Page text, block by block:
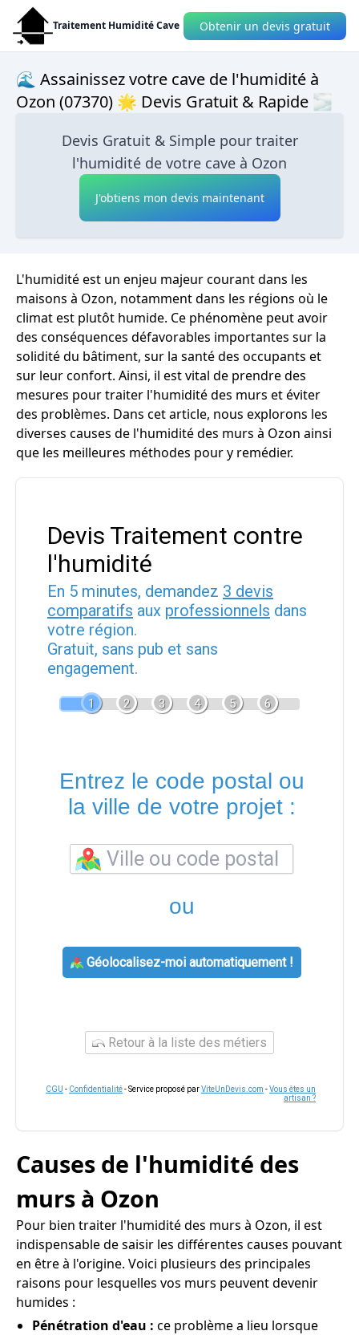
Traitement Humidité Cave Obtenir un devis gratuit
🌊 Assainissez votre cave de l'humidité à
Ozon (07370) 🌟 Devis Gratuit & Rapide 🌫
Devis Gratuit & Simple pour traiter
l'humidité de votre cave à Ozon
J'obtiens mon devis maintenant
L'humidité est un enjeu majeur courant dans les
maisons à Ozon, notamment dans les régions où le
climat est plutôt humide. Ce phénomène peut avoir
des conséquences défavorables importantes sur la
solidité du bâtiment, sur la santé des occupants et
sur leur confort. Ainsi, il est vital de prendre des
mesures pour traiter l'humidité des murs et éviter
des problèmes. Dans cet article, nous explorons les
diverses causes de l'humidité des murs à Ozon ainsi
que les meilleures méthodes pour y remédier.
Devis Traitement contre
l'humidité
En 5 minutes, demandez 3 devis
comparatifs aux professionnels dans
votre région.
Gratuit, sans pub et sans
engagement.
1 2 3 4 5 6
Entrez le code postal ou
la ville de votre projet :
ou
Géolocalisez-moi automatiquement !
Retour à la liste des métiers
CGU - Confidentialité- Service proposé parViteUnDevis.com -Vous êtes un
artisan ?
Causes de l'humidité des
murs à Ozon
Pour bien traiter l'humidité des murs à Ozon, il est
indispensable de saisir les différentes causes pouvant
en être à l'origine. Voici plusieurs des principales
raisons pour lesquelles vos murs peuvent devenir
humides :
Pénétration d'eau : ce problème a lieu lorsque